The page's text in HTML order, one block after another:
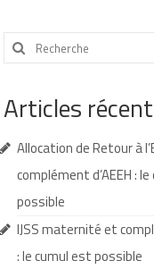
Rechercher
:
Articles
Allocation de Retour à
complément d’AEEH :
possible
IJSS maternité et
: le cumul est possible